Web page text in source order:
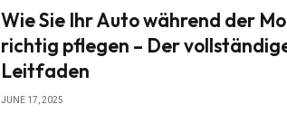
Wie Sie Ihr Auto während der
richtig pflegen – Der
Leitfaden
JUNE 17, 2025